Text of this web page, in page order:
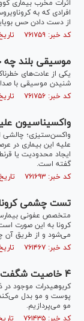
افرادی که به
از دست دادن حس
کد خبر: ۷۶۱۷۵۹ تاریخ انتشار : ۱۴۰۰/۰۷/۰۷
موسیقی بلند چه
یکی از عادت‌های
شنیدن موسیقی با
کد خبر: ۷۶۱۷۵۶ تاریخ انتشار : ۱۴۰۰/۰۷/۰۷
واکسیناسیون
واکسن‌ستیزی؛ چالشی
علیه این بیماری در
ایجاد محدودیت یا
گفته است.
کد خبر: ۷۶۱۶۹۳ تاریخ انتشار : ۱۴۰۰/۰۷/۰۶
تست چشمی کرونا
متخصص عفونی
کرونا به این صورت
می‌شود و از طریق آن
کد خبر: ۷۶۱۴۶۷ تاریخ انتشار : ۱۴۰۰/۰۷/۰۵
۴ خاصیت شگفت‌انگیز ذرت برای رشد و سلامتی پوست و مو
کربوهیدرات موجود
پوست و مو بدل
مو می‌پردازیم.
کد خبر: ۷۶۱۴۳۵ تاریخ انتشار : ۱۴۰۰/۰۷/۰۶